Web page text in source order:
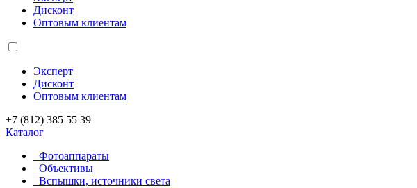
Дисконт
Оптовым клиентам
Эксперт
Дисконт
Оптовым клиентам
+7 (812) 385 55 39
Каталог
Фотоаппараты
Объективы
Вспышки, источники света